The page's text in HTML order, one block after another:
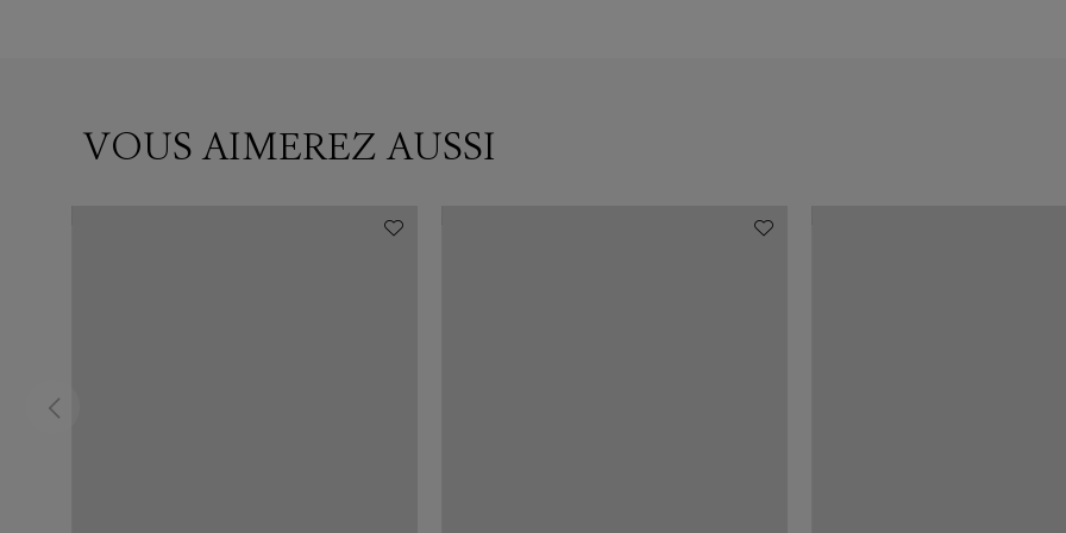
VOUS AIMEREZ AUSSI